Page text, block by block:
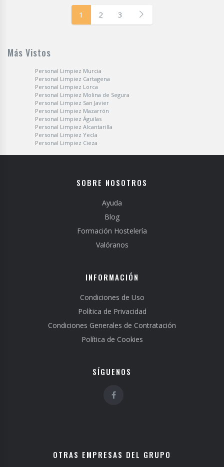
1 2 3
Más Vistos
Personal Limpiez Murcia
Personal Limpiez Cartagena
Personal Limpiez Lorca
Personal Limpiez Molina de Segura
Personal Limpiez San Javier
Personal Limpiez Mazarrón
Personal Limpiez Águilas
Personal Limpiez Alcantarilla
Personal Limpiez Yecla
Personal Limpiez Cieza
SOBRE NOSOTROS
Ayuda
Blog
Formación Hostelería
Valóranos
INFORMACIÓN
Condiciones de Uso
Política de Privacidad
Condiciones Generales de Contratación
Política de Cookies
SÍGUENOS
OTRAS EMPRESAS DEL GRUPO